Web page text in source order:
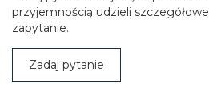
przyjemnością udzieli
zapytanie.
Zadaj pytanie